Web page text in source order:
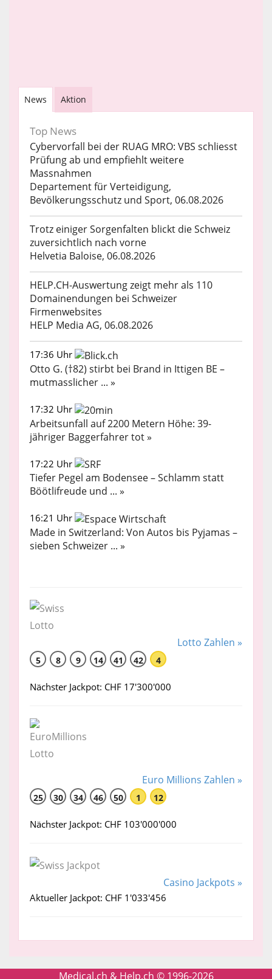
News Aktion
Top News
Cybervorfall bei der RUAG MRO: VBS schliesst
Prüfung ab und empfiehlt weitere
Massnahmen
Departement für Verteidigung,
Bevölkerungsschutz und Sport, 06.08.2026
Trotz einiger Sorgenfalten blickt die Schweiz
zuversichtlich nach vorne
Helvetia Baloise, 06.08.2026
HELP.CH-Auswertung zeigt mehr als 110
Domainendungen bei Schweizer
Firmenwebsites
HELP Media AG, 06.08.2026
17:36 Uhr
Otto G. (†82) stirbt bei Brand in Ittigen BE –
mutmasslicher ... »
17:32 Uhr
Arbeitsunfall auf 2200 Metern Höhe: 39-
jähriger Baggerfahrer tot »
17:22 Uhr
Tiefer Pegel am Bodensee – Schlamm statt
Böötlifreude und ... »
16:21 Uhr
Made in Switzerland: Von Autos bis Pyjamas –
sieben Schweizer ... »
Lotto Zahlen »
5 8 9 14 41 42 4
Nächster Jackpot: CHF 17'300'000
Euro Millions Zahlen »
25 30 34 46 50 1 12
Nächster Jackpot: CHF 103'000'000
Casino Jackpots »
Aktueller Jackpot: CHF 1'033'456
Medical.ch & Help.ch © 1996-2026